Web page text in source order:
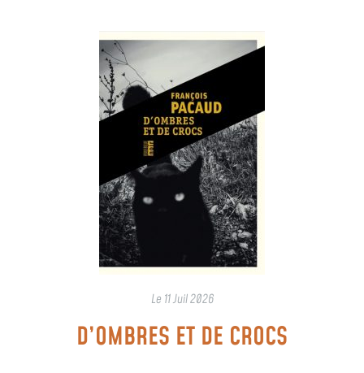
Le 11 Juil 2026
D’OMBRES ET DE CROCS